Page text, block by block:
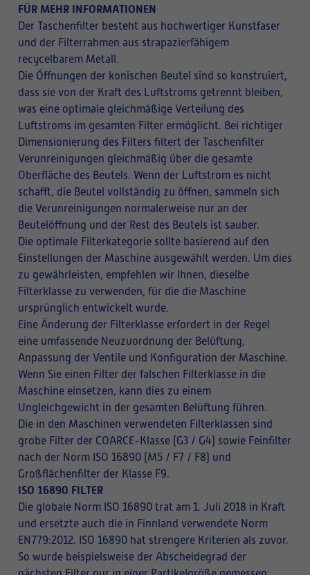
FÜR MEHR INFORMATIONEN
Der Taschenfilter besteht aus hochwertiger Kunstfaser
und der Filterrahmen aus strapazierfähigem
recycelbarem Metall.
Die Öffnungen der konischen Beutel sind so konstruiert,
dass sie von der Kraft des Luftstroms getrennt bleiben,
was eine optimale gleichmäßige Verteilung des
Luftstroms im gesamten Filter ermöglicht. Bei richtiger
Dimensionierung des Filters filtert der Taschenfilter
Verunreinigungen gleichmäßig über die gesamte
Oberfläche des Beutels. Wenn der Luftstrom es nicht
schafft, die Beutel vollständig zu öffnen, sammeln sich
die Verunreinigungen normalerweise nur an der
Beutelöffnung und der Rest des Beutels ist sauber.
Die optimale Filterkategorie sollte basierend auf den
Einstellungen der Maschine ausgewählt werden. Um dies
zu gewährleisten, empfehlen wir Ihnen, dieselbe
Filterklasse zu verwenden, für die die Maschine
ursprünglich entwickelt wurde.
Eine Änderung der Filterklasse erfordert in der Regel
eine umfassende Neuzuordnung der Belüftung,
Anpassung der Ventile und Konfiguration der Maschine.
Wenn Sie einen Filter der falschen Filterklasse in die
Maschine einsetzen, kann dies zu einem
Ungleichgewicht in der gesamten Belüftung führen.
Die in den Maschinen verwendeten Filterklassen sind
grobe Filter der COARCE-Klasse (G3 / G4) sowie Feinfilter
nach der Norm ISO 16890 (M5 / F7 / F8) und
Großflächenfilter der Klasse F9.
ISO 16890 FILTER
Die globale Norm ISO 16890 trat am 1. Juli 2018 in Kraft
und ersetzte auch die in Finnland verwendete Norm
EN779:2012. ISO 16890 hat strengere Kriterien als zuvor.
So wurde beispielsweise der Abscheidegrad der